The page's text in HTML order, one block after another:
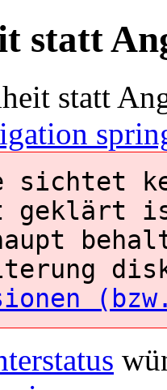
statt
statt
sichtet
geklärt